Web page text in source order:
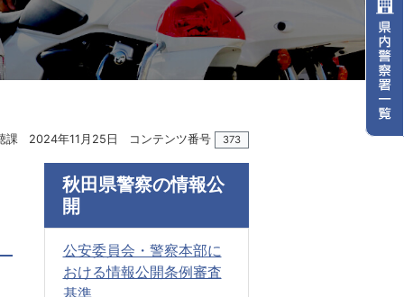
課 2024年11月25日 コンテンツ番号 373
秋田県警察の情報公
開
公安委員会・警察本部に
おける情報公開条例審査
基準